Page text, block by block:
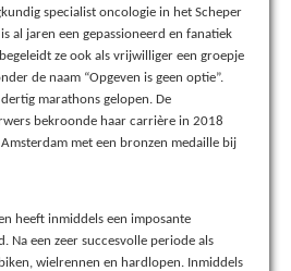
specialist oncologie in het Scheper
al jaren een gepassioneerd en fanatiek
ze ook als vrijwilliger een groepje
de naam “Opgeven is geen optie”.
marathons gelopen. De
bekroonde haar carrière in 2018
met een bronzen medaille bij
heeft inmiddels een imposante
Na een zeer succesvolle periode als
wielrennen en hardlopen. Inmiddels